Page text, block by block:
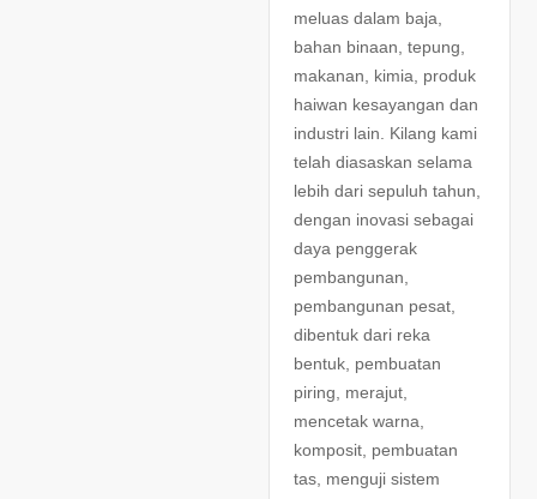
meluas dalam baja,
bahan binaan, tepung,
makanan, kimia, produk
haiwan kesayangan dan
industri lain. Kilang kami
telah diasaskan selama
lebih dari sepuluh tahun,
dengan inovasi sebagai
daya penggerak
pembangunan,
pembangunan pesat,
dibentuk dari reka
bentuk, pembuatan
piring, merajut,
mencetak warna,
komposit, pembuatan
tas, menguji sistem